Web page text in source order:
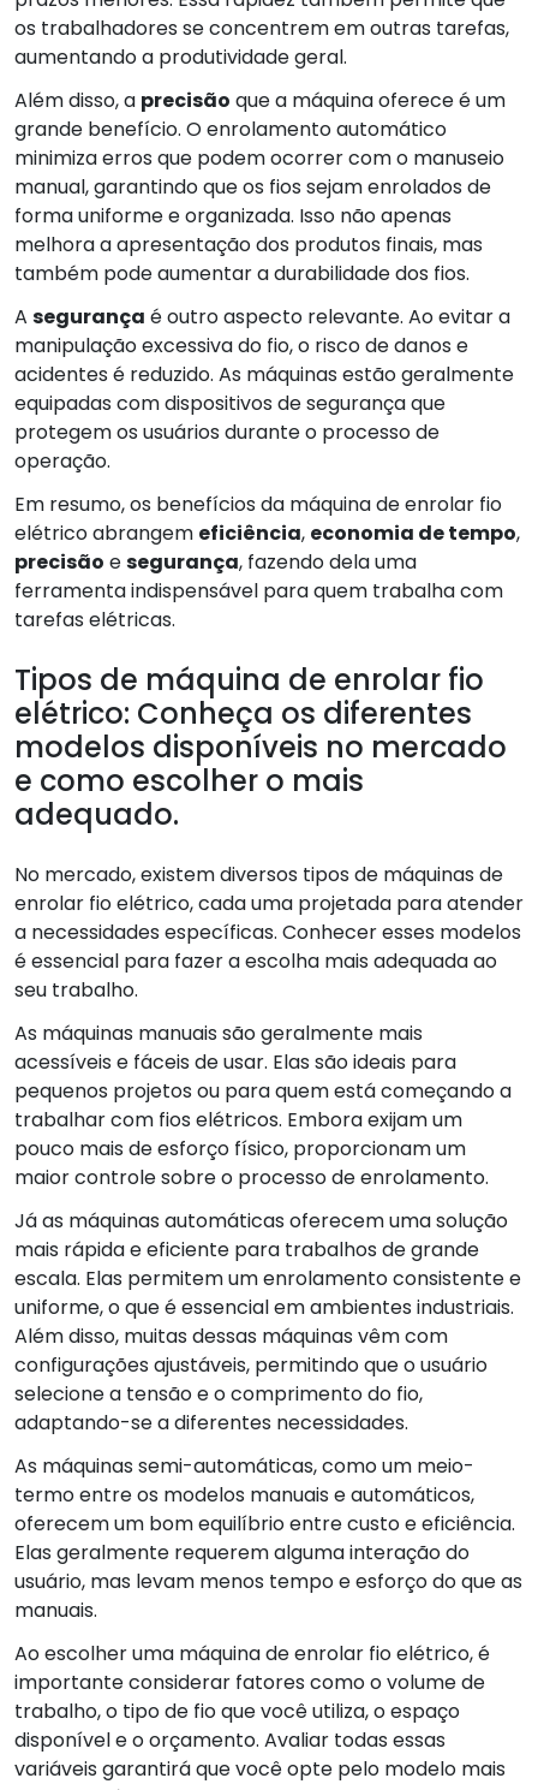
os trabalhadores se concentrem em outras tarefas,
aumentando a produtividade geral.
Além disso, a precisão que a máquina oferece é um
grande benefício. O enrolamento automático
minimiza erros que podem ocorrer com o manuseio
manual, garantindo que os fios sejam enrolados de
forma uniforme e organizada. Isso não apenas
melhora a apresentação dos produtos finais, mas
também pode aumentar a durabilidade dos fios.
A segurança é outro aspecto relevante. Ao evitar a
manipulação excessiva do fio, o risco de danos e
acidentes é reduzido. As máquinas estão geralmente
equipadas com dispositivos de segurança que
protegem os usuários durante o processo de
operação.
Em resumo, os benefícios da máquina de enrolar fio
elétrico abrangem eficiência, economia de tempo,
precisão esegurança, fazendo dela uma
ferramenta indispensável para quem trabalha com
tarefas elétricas.
Tipos de máquina de enrolar fio
elétrico: Conheça os diferentes
modelos disponíveis no mercado
e como escolher o mais
adequado.
No mercado, existem diversos tipos de máquinas de
enrolar fio elétrico, cada uma projetada para atender
a necessidades específicas. Conhecer esses modelos
é essencial para fazer a escolha mais adequada ao
seu trabalho.
As máquinas manuais são geralmente mais
acessíveis e fáceis de usar. Elas são ideais para
pequenos projetos ou para quem está começando a
trabalhar com fios elétricos. Embora exijam um
pouco mais de esforço físico, proporcionam um
maior controle sobre o processo de enrolamento.
Já as máquinas automáticas oferecem uma solução
mais rápida e eficiente para trabalhos de grande
escala. Elas permitem um enrolamento consistente e
uniforme, o que é essencial em ambientes industriais.
Além disso, muitas dessas máquinas vêm com
configurações ajustáveis, permitindo que o usuário
selecione a tensão e o comprimento do fio,
adaptando-se a diferentes necessidades.
As máquinas semi-automáticas, como um meio-
termo entre os modelos manuais e automáticos,
oferecem um bom equilíbrio entre custo e eficiência.
Elas geralmente requerem alguma interação do
usuário, mas levam menos tempo e esforço do que as
manuais.
Ao escolher uma máquina de enrolar fio elétrico, é
importante considerar fatores como o volume de
trabalho, o tipo de fio que você utiliza, o espaço
disponível e o orçamento. Avaliar todas essas
variáveis garantirá que você opte pelo modelo mais